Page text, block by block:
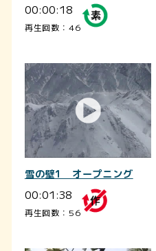
00:00:18
再生回数：46
雪の壁1 オープニング
00:01:38
再生回数：56